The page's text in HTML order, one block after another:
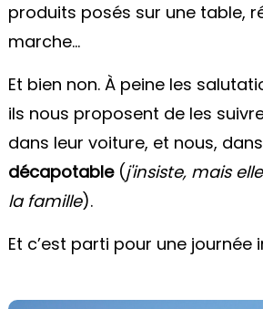
produits posés sur une table,
marche...
Et bien non. À peine les
ils nous proposent de les
dans leur voiture, et nous,
décapotable (j'insiste, mais
la famille).
Et c’est parti pour une journée